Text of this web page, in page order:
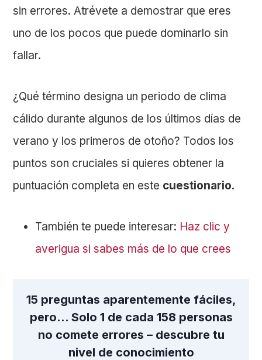
sin errores. Atrévete a demostrar que eres
uno de los pocos que puede dominarlo sin
fallar.
¿Qué término designa un periodo de clima
cálido durante algunos de los últimos días de
verano y los primeros de otoño? Todos los
puntos son cruciales si quieres obtener la
puntuación completa en este cuestionario.
También te puede interesar: Haz clic y
averigua si sabes más de lo que crees
15 preguntas aparentemente fáciles,
pero… Solo 1 de cada 158 personas
no comete errores – descubre tu
nivel de conocimiento